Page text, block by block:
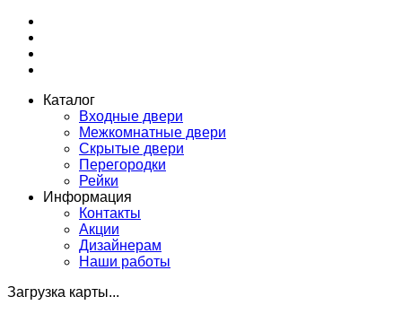
Каталог
Входные двери
Межкомнатные двери
Скрытые двери
Перегородки
Рейки
Информация
Контакты
Акции
Дизайнерам
Наши работы
Загрузка карты...